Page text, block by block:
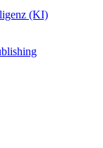
(KI)